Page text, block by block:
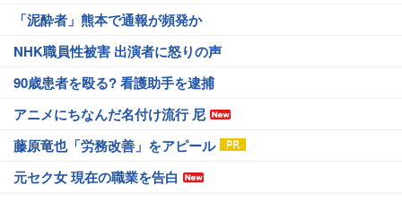
「泥酔者」熊本で通報が頻発か
NHK職員性被害 出演者に怒りの声
90歳患者を殴る? 看護助手を逮捕
アニメにちなんだ名付け流行 尼
藤原竜也「労務改善」をアピール
元セク女 現在の職業を告白